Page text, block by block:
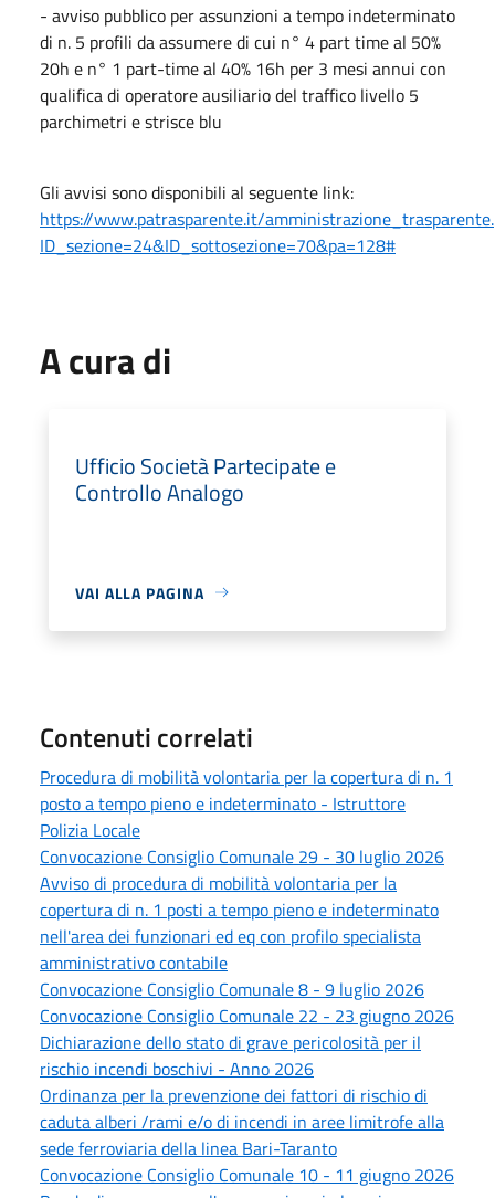
- avviso pubblico per assunzioni a tempo indeterminato
di n. 5 profili da assumere di cui n° 4 part time al 50%
20h e n° 1 part-time al 40% 16h per 3 mesi annui con
qualifica di operatore ausiliario del traffico livello 5
parchimetri e strisce blu
Gli avvisi sono disponibili al seguente link:
https://www.patrasparente.it/
ID_sezione=24&ID_sottosezione=70&pa=128#
A cura di
Ufficio Società Partecipate e
Controllo Analogo
VAI ALLA PAGINA
Contenuti correlati
Procedura di mobilità volontaria per la copertura di n. 1
posto a tempo pieno e indeterminato - Istruttore
Polizia Locale
Convocazione Consiglio Comunale 29 - 30 luglio 2026
Avviso di procedura di mobilità volontaria per la
copertura di n. 1 posti a tempo pieno e indeterminato
nell'area dei funzionari ed eq con profilo specialista
amministrativo contabile
Convocazione Consiglio Comunale 8 - 9 luglio 2026
Convocazione Consiglio Comunale 22 - 23 giugno 2026
Dichiarazione dello stato di grave pericolosità per il
rischio incendi boschivi - Anno 2026
Ordinanza per la prevenzione dei fattori di rischio di
caduta alberi /rami e/o di incendi in aree limitrofe alla
sede ferroviaria della linea Bari-Taranto
Convocazione Consiglio Comunale 10 - 11 giugno 2026